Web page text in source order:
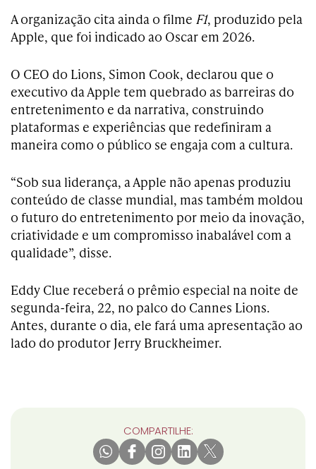
A organização cita ainda o filme F1, produzido pela
Apple, que foi indicado ao Oscar em 2026.
O CEO do Lions, Simon Cook, declarou que o
executivo da Apple tem quebrado as barreiras do
entretenimento e da narrativa, construindo
plataformas e experiências que redefiniram a
maneira como o público se engaja com a cultura.
“Sob sua liderança, a Apple não apenas produziu
conteúdo de classe mundial, mas também moldou
o futuro do entretenimento por meio da inovação,
criatividade e um compromisso inabalável com a
qualidade”, disse.
Eddy Clue receberá o prêmio especial na noite de
segunda-feira, 22, no palco do Cannes Lions.
Antes, durante o dia, ele fará uma apresentação ao
lado do produtor Jerry Bruckheimer.
COMPARTILHE: